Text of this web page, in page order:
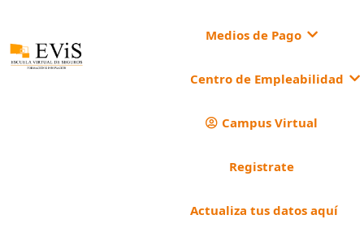
Medios de Pago
Centro de Empleabilidad
Campus Virtual
Registrate
Actualiza tus datos aquí